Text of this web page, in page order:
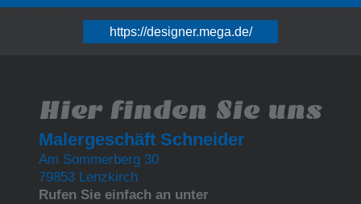
https://designer.mega.de/
Hier finden Sie uns
Malergeschäft Schneider
Am Sommerberg 30
79853 Lenzkirch
Rufen Sie einfach an unter